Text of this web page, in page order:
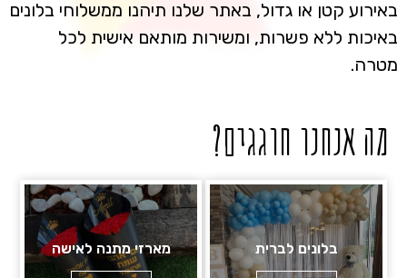
באירוע קטן או גדול, באתר שלנו תיהנו ממשלוחי בלונים
באיכות ללא פשרות, ומשירות מותאם אישית לכל
מטרה.
מה אנחנו חוגגים?
בלונים לברית מארזי מתנה לאישה